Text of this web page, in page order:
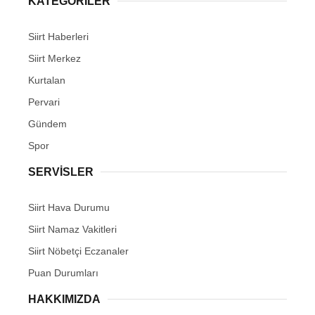
Siirt Haberleri
Siirt Merkez
Kurtalan
Pervari
Gündem
Spor
SERVİSLER
Siirt Hava Durumu
Siirt Namaz Vakitleri
Siirt Nöbetçi Eczanaler
Puan Durumları
HAKKIMIZDA